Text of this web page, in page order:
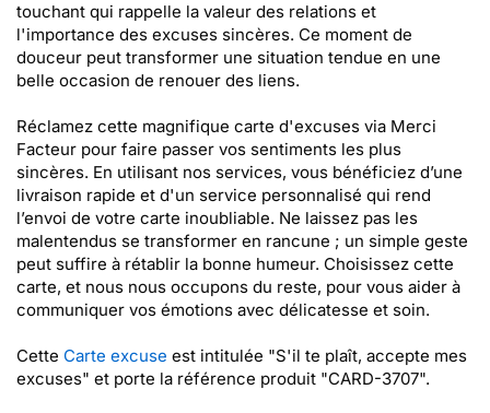
touchant qui rappelle la valeur des relations et
l'importance des excuses sincères. Ce moment de
douceur peut transformer une situation tendue en une
belle occasion de renouer des liens.
Réclamez cette magnifique carte d'excuses via Merci
Facteur pour faire passer vos sentiments les plus
sincères. En utilisant nos services, vous bénéficiez d’une
livraison rapide et d'un service personnalisé qui rend
l’envoi de votre carte inoubliable. Ne laissez pas les
malentendus se transformer en rancune ; un simple geste
peut suffire à rétablir la bonne humeur. Choisissez cette
carte, et nous nous occupons du reste, pour vous aider à
communiquer vos émotions avec délicatesse et soin.
Cette Carte excuse est intitulée "S'il te plaît, accepte mes
excuses" et porte la référence produit "CARD-3707".